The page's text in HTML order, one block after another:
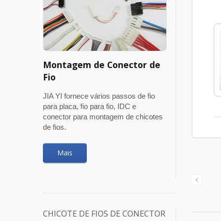
Montagem de Conector de
Fio
JIA YI fornece vários passos de fio
para placa, fio para fio, IDC e
conector para montagem de chicotes
de fios.
Mais
CHICOTE DE FIOS DE CONECTOR